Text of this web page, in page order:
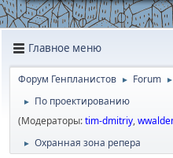
Главное меню
Форум Генпланистов ► Forum ►
►
По проектированию
(Модераторы:tim-dmitriy,
► Охранная зона репера